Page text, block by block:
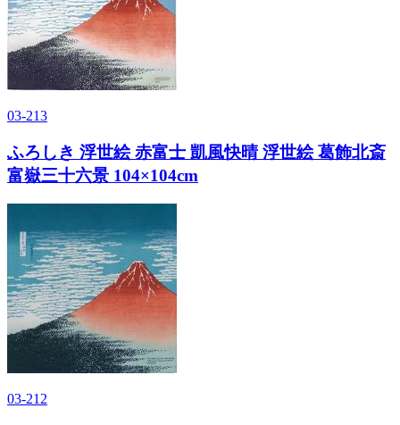
03-213
ふろしき 浮世絵 赤富士 凱風快晴 浮世絵 葛飾北斎
富嶽三十六景 104×104cm
03-212